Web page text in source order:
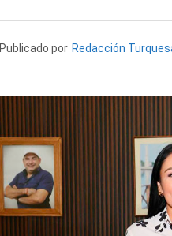
Publicado por Redacción